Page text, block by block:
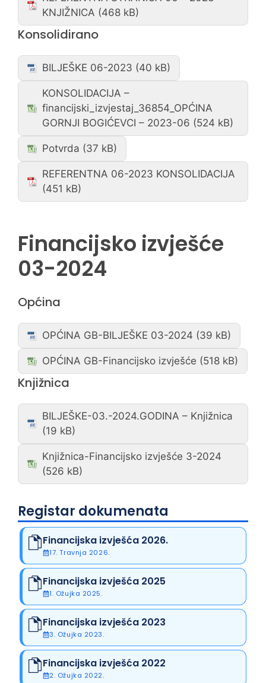
KNJIŽNICA
Konsolidirano
BILJEŠKE 06-2023
KONSOLIDACIJA –
financijski_izvjestaj_36854_OPĆINA
GORNJI BOGIĆEVCI – 2023-06
Potvrda
REFERENTNA 06-2023 KONSOLIDACIJA
Financijsko izvješće
03-2024
Općina
OPĆINA GB-BILJEŠKE 03-2024
OPĆINA GB-Financijsko izvješće
Knjižnica
BILJEŠKE-03.-2024.GODINA – Knjižnica
Knjižnica-Financijsko izvješće 3-2024
Registar dokumenata
Financijska izvješća 2026.
17. Travnja 2026.
Financijska izvješća 2025
1. Ožujka 2025.
Financijska izvješća 2023
3. Ožujka 2023.
Financijska izvješća 2022
2. Ožujka 2022.